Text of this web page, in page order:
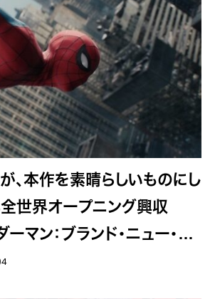
が、本作を素晴らしいものにし
全世界オープニング興収
ーマン：ブランド・ニュー・デ